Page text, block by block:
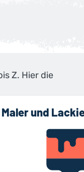
Z. Hier die
Maler und